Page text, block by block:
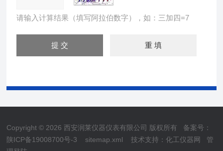
请输入计算结果（填写阿拉伯数字），如：三加四=7
Copyright © 2026 西安润莱仪器仪表有限公司 版权所有 备案号：
陕ICP备19008700号-3
sitemap.xml 技术支持：化工仪器网
管